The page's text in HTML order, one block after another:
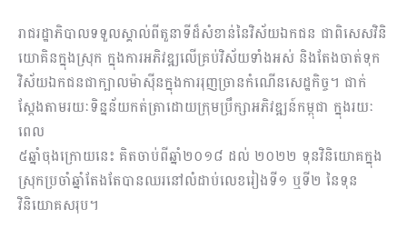
រាជរដ្ឋាភិបាលទទួលស្គាល់ពីតួនាទីដ៏សំខាន់នៃវិស័យឯកជន ជាពិសេសវិនិ
យោគិនក្នុងស្រុក ក្នុង​​ការ​អភិវឌ្ឍ​លើគ្រប់វិស័យ​ទាំង​​អស់ និងតែងចាត់ទុក
វិស័យឯកជនជាក្បាល​ម៉ាស៊ីន​ក្នុងការរុញ​ច្រាន​កំណើនសេដ្ឋកិច្ច។ ជាក់
ស្ដែង​តាម​រយៈ​ទិន្នន័យកត់ត្រាដោយក្រុម​ប្រឹក្សា​អភិវឌ្ឍន៍​កម្ពុជា ក្នុង​រយៈ​
ពេល
​​​​​៥ឆ្នាំ​ចុង​ក្រោយនេះ គិតចាប់ពីឆ្នាំ២០១៨ ដល់ ២០២២ ទុនវិនិយោគ​ក្នុង
ស្រុក​ប្រចាំឆ្នាំតែងតែបានឈរនៅ​លំដាប់​​​លេខ​រៀង​ទី១ ឬទី២​​ នៃទុន​
វិនិយោគ​សរុប។